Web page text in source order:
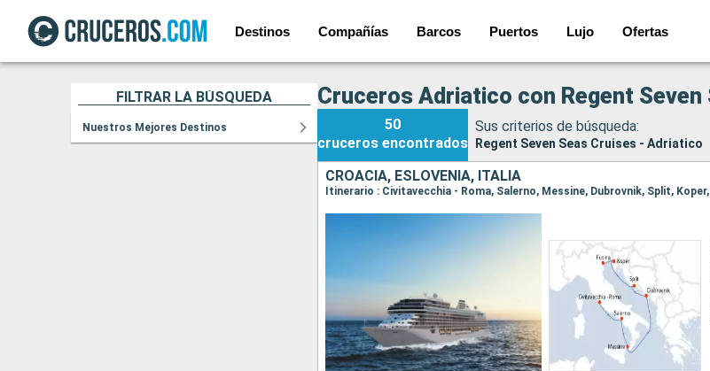
Destinos Compañías Barcos Puertos Lujo Ofertas
FILTRAR LA BÚSQUEDA
Nuestros Mejores Destinos
Cruceros Adriatico con Regent Seven
50
cruceros encontrados
Sus criterios de búsqueda:
Regent Seven Seas Cruises - Adriatico
CROACIA, ESLOVENIA, ITALIA
Itinerario : Civitavecchia - Roma, Salerno, Messine, Dubrovnik, Split,